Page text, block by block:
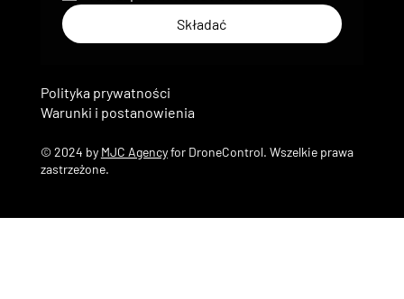
Składać
© 2024 by MJC Agencyfor DroneControl. Wszelkie prawa
zastrzeżone.
Warunki i postanowienia
Polityka prywatności